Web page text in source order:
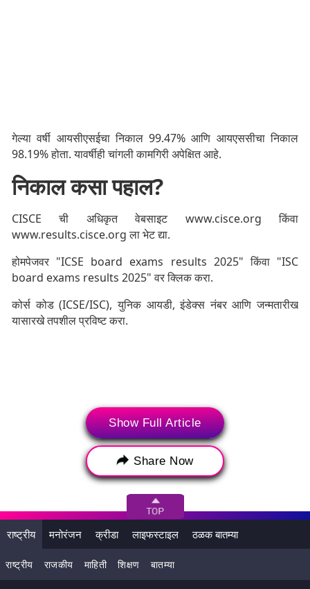
गेल्या वर्षी आयसीएसईचा निकाल 99.47% आणि आयएससीचा निकाल
98.19% होता. यावर्षीही चांगली कामगिरी अपेक्षित आहे.
निकाल कसा पहाल?
CISCE ची अधिकृत वेबसाइट www.cisce.org किंवा
www.results.cisce.org ला भेट द्या.
होमपेजवर "ICSE board exams results 2025" किंवा "ISC
board exams results 2025" वर क्लिक करा.
कोर्स कोड (ICSE/ISC), युनिक आयडी, इंडेक्स नंबर आणि जन्मतारीख
यासारखे तपशील प्रविष्ट करा.
'सबमिट' बटणवर क्लिक करा, त्यानंतर मार्कशीट स्क्रीनवर दिसेल.
मार्कशीट डाउनलोड करा आणि त्याची प्रिंटआउट घ्या.
Show Full Article
Share Now
राष्ट्रीय मनोरंजन क्रीडा लाइफस्टाइल ठळक बातम्या
राष्ट्रीय राजकीय माहिती शिक्षण बातम्या